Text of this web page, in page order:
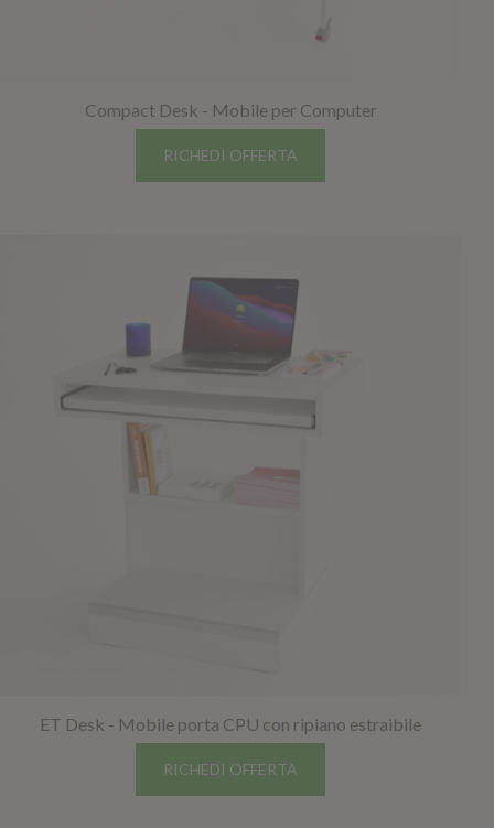
Compact Desk - Mobile per Computer
RICHEDI OFFERTA
ET Desk - Mobile porta CPU con ripiano estraibile
RICHEDI OFFERTA